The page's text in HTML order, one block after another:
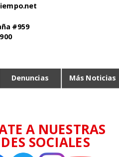
#959
Denuncias Más Noticias
A NUESTRAS
SOCIALES